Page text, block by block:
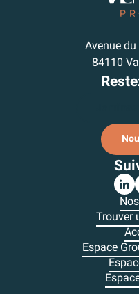
Avenue du
84110
Trouver
Espace